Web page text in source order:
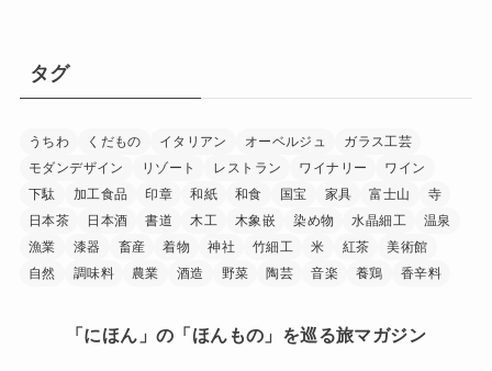
タグ
うちわ くだもの イタリアン オーベルジュ
ガラス工芸
モダンデザイン
リゾート レストラン ワイナリー
ワイン
下駄
加工食品 印章 和紙 和食 国宝 家具 富士山
寺
日本茶
日本酒 書道 木工 木象嵌 染め物 水晶細工
温泉
漁業
漆器 畜産 着物 神社 竹細工 米 紅茶
美術館
自然
調味料 農業 酒造 野菜 陶芸 音楽 養鶏 香辛料
「にほん」の「ほんもの」を巡る旅マガジン